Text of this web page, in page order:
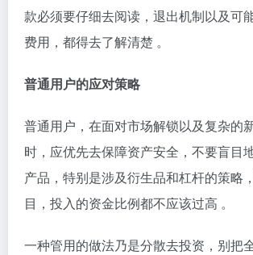
款必须要仔细去阅读，退出机制以及可
费用，都得去了解清楚 。
普通用户的应对策略
普通用户，在面对市场解锁以及复杂的
时，应优先去保障资产安全，不要盲目
产品，特别是涉及衍生品和杠杆的策略
目，投入的资金比例都不应该过高 。
一种管用的做法乃是分散去投资，别把